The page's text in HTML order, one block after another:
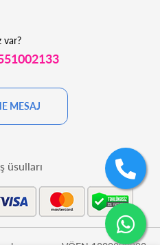
var?
MESAJ
üsulları